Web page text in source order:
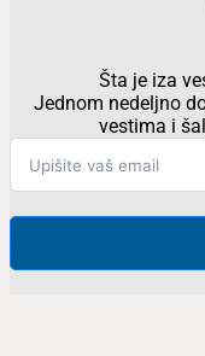
Šta je iza
Jednom nedeljno
vestima i